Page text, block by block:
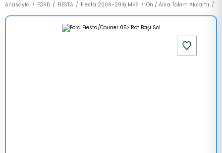
Anasayfa FORD FİESTA Fiesta 2009-2016 MK6 Ön / Arka Takım Aksamı